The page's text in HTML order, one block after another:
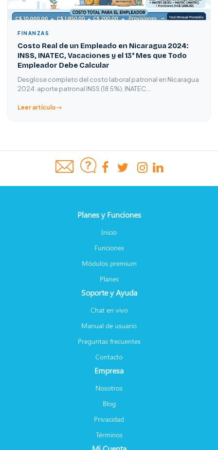
FINANZAS
Costo Real de un Empleado en Nicaragua 2024:
INSS, INATEC, Vacaciones y el 13° Mes que Todo
Empleador Debe Calcular
Desglose completo del costo laboral patronal en Nicaragua
2024: aporte patronal INSS (18.5%), INATEC…
Leer artículo
Planes y Funciones
Inicio
Funciones
Módulos premium
Planes
Soporte y Ayuda
Chat en vivo
Manual de usuario
Preguntas frecuentes
Contacto
Empresa
Nosotros
Blog
Privacidad
Términos